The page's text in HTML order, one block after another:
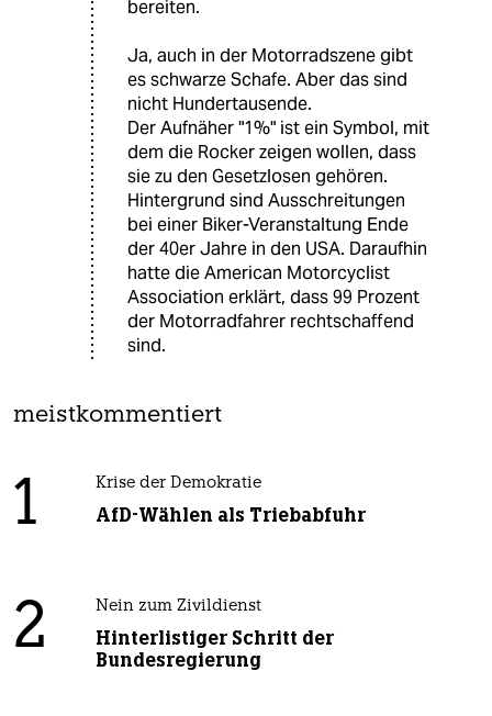
bereiten.
Ja, auch in der Motorradszene gibt
es schwarze Schafe. Aber das sind
nicht Hundertausende.
Der Aufnäher "1%" ist ein Symbol, mit
dem die Rocker zeigen wollen, dass
sie zu den Gesetzlosen gehören.
Hintergrund sind Ausschreitungen
bei einer Biker-Veranstaltung Ende
der 40er Jahre in den USA. Daraufhin
hatte die American Motorcyclist
Association erklärt, dass 99 Prozent
der Motorradfahrer rechtschaffend
sind.
meistkommentiert
1 Krise der Demokratie
AfD-Wählen als Triebabfuhr
2 Nein zum Zivildienst
Hinterlistiger Schritt der
Bundesregierung